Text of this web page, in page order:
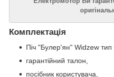
Комплектація
Піч "Булер'ян" Widzew тип
гарантійний талон,
посібник користувача,